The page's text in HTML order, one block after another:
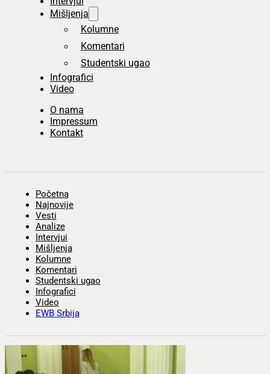
Mišljenja
Kolumne
Komentari
Studentski ugao
Infografici
Video
O nama
Impressum
Kontakt
Početna
Najnovije
Vesti
Analize
Intervjui
Mišljenja
Kolumne
Komentari
Studentski ugao
Infografici
Video
EWB Srbija